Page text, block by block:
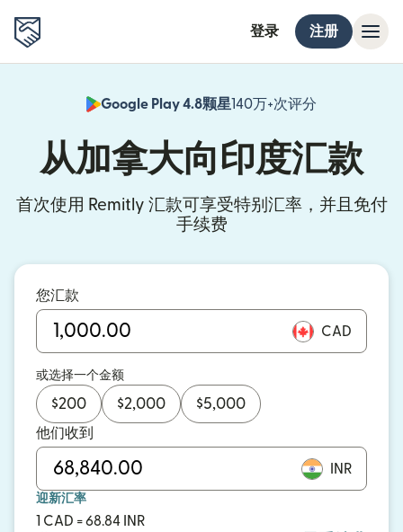
登录 注册
Google Play 4.8颗星140万+次评分
从加拿大向印度汇款
首次使用 Remitly 汇款可享受特别汇率，并且免付
手续费
您汇款
CAD
或选择一个金额
$200 $2,000 $5,000
他们收到
INR
迎新汇率
1 CAD = 68.84 INR